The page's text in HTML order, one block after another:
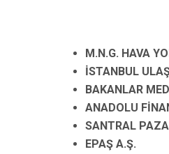
M.N.G. HAVA
İSTANBUL
BAKANLAR
ANADOLU
SANTRAL
EPAŞ A.Ş.